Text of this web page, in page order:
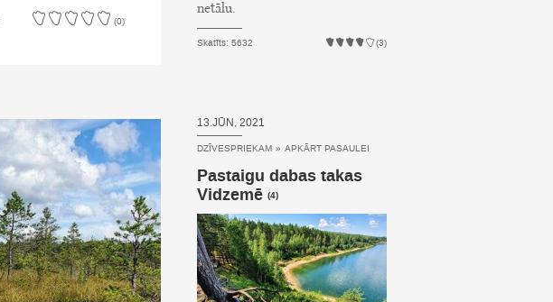
(0)
netālu.
Skatīts: 5632 (3)
13.JŪN, 2021
DZĪVESPRIEKAM » APKĀRT PASAULEI
Pastaigu dabas takas
Vidzemē (4)